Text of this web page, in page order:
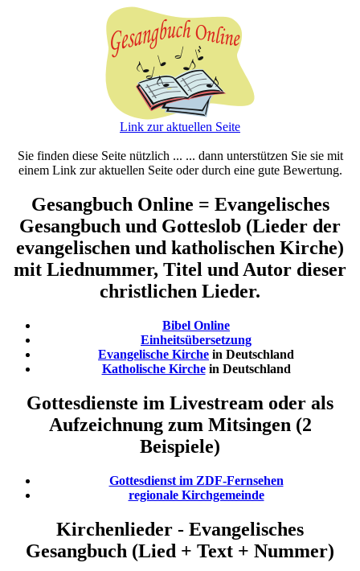
Link zur aktuellen Seite
Sie finden diese Seite nützlich ... ... dann unterstützen Sie sie mit
einem Link zur aktuellen Seite oder durch eine gute Bewertung.
Gesangbuch Online = Evangelisches
Gesangbuch und Gotteslob (Lieder der
evangelischen und katholischen Kirche)
mit Liednummer, Titel und Autor dieser
christlichen Lieder.
Bibel Online
Einheitsübersetzung
Evangelische Kirche in Deutschland
Katholische Kirchein Deutschland
Gottesdienste im Livestream oder als
Aufzeichnung zum Mitsingen (2
Beispiele)
Gottesdienst im ZDF-Fernsehen
regionale Kirchgemeinde
Kirchenlieder - Evangelisches
Gesangbuch (Lied + Text + Nummer)